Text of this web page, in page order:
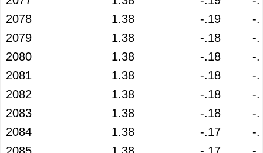
2078
1.38 -.19
-
2079
1.38 -.18
-
2080
1.38 -.18
-
2081
1.38 -.18
-
2082
1.38 -.18
-
2083
1.38 -.18
-
2084
1.38 -.17
-